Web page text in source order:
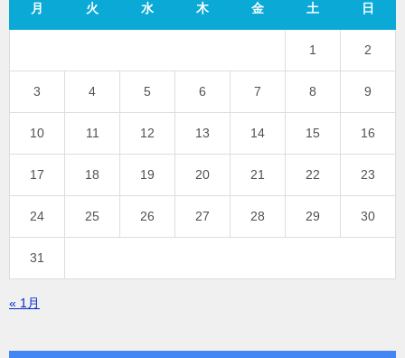
月 火 水 木 金 土 日
1 2
3 4 5 6 7 8 9
10 11 12 13 14 15 16
17 18 19 20 21 22 23
24 25 26 27 28 29 30
31
« 1月